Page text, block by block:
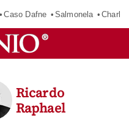
Caso Dafne Salmonela
Ricardo
Raphael